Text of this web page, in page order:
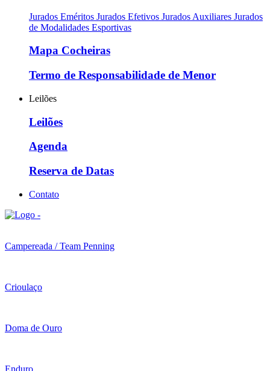
Jurados Eméritos Jurados Efetivos Jurados Auxiliares Jurados
de Modalidades Esportivas
Mapa Cocheiras
Termo de Responsabilidade de Menor
Leilões
Leilões
Agenda
Reserva de Datas
Contato
Campereada / Team Penning
Crioulaço
Doma de Ouro
Enduro